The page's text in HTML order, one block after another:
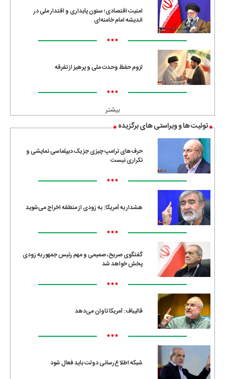
امنیت اقتصادی؛ ستون پایداری و اقتدار ملی در
اندیشه امام خامنه‌ای
•••
لزوم حفظ وحدت ملی و پرهیز از تفرقه
•••
بیشتر
توئیت ها و ویراستی های برگزیده
حرف‌های ترامپ چیزی جز یک دیپلماسی نمایشی و
تکراری نیست
•••
هشدار به آمریکا: به زودی از منطقه اخراج می‌شوید
•••
گفتگوی صریح، صمیمی و مهم رئیس جمهور به زودی
پخش خواهد شد
•••
قالیباف: آمریکا تاوان می‌دهد
•••
شبکه اطلاع‌رسانی دولت باید فعال شود